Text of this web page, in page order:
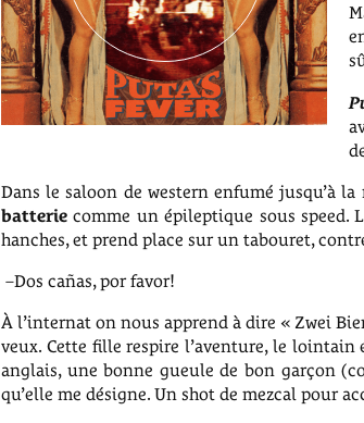
Dans le saloon de western enfumé jusqu’à
batterie comme un épileptique sous speed.
hanches, et prend place sur un tabouret,
–Dos cañas, por favor!
À l’internat on nous apprend à dire « Zwei
veux. Cette fille respire l’aventure, le lointain
anglais, une bonne gueule de bon garçon
qu’elle me désigne. Un shot de mezcal pour